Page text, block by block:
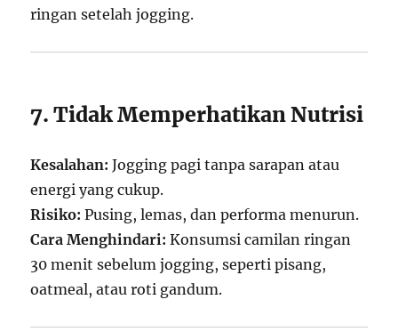
ringan setelah jogging.
7. Tidak Memperhatikan Nutrisi
Kesalahan: Jogging pagi tanpa sarapan atau
energi yang cukup.
Risiko: Pusing, lemas, dan performa menurun.
Cara Menghindari: Konsumsi camilan ringan
30 menit sebelum jogging, seperti pisang,
oatmeal, atau roti gandum.